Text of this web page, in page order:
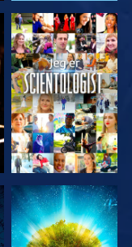
SE
UTFORSK